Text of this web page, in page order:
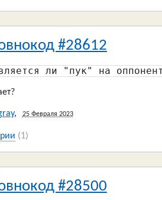
#28612
ли "пук" на
, 25 Февраля 2023
(1)
#28500